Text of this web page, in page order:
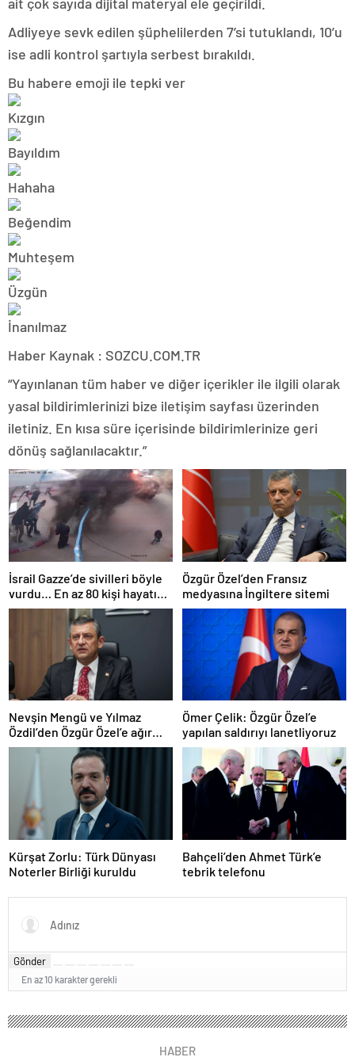
ait çok sayıda dijital materyal ele geçirildi.
Adliyeye sevk edilen şüphelilerden 7’si tutuklandı, 10’u
ise adli kontrol şartıyla serbest bırakıldı.
Bu habere emoji ile tepki ver
Haber Kaynak : SOZCU.COM.TR
“Yayınlanan tüm haber ve diğer içerikler ile ilgili olarak
yasal bildirimlerinizi bize iletişim sayfası üzerinden
iletiniz. En kısa süre içerisinde bildirimlerinize geri
dönüş sağlanılacaktır.”
İsrail Gazze’de sivilleri böyle
vurdu… En az 80 kişi hayatını
kaybetti
Özgür Özel’den Fransız
medyasına İngiltere sitemi
Nevşin Mengü ve Yılmaz
Özdil’den Özgür Özel’e ağır
eleştiriler
Ömer Çelik: Özgür Özel’e
yapılan saldırıyı lanetliyoruz
Kürşat Zorlu: Türk Dünyası
Noterler Birliği kuruldu
Bahçeli’den Ahmet Türk’e
tebrik telefonu
Gönder
En az 10 karakter gerekli
HABER